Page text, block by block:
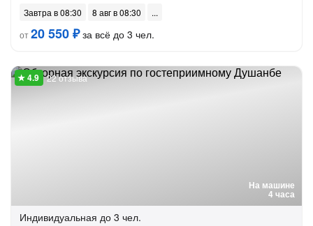
Завтра в 08:30
8 авг в 08:30
от20 550 ₽за всё до 3 чел.
На машине
4 часа
22 отзыва
Индивидуальная до 3 чел.